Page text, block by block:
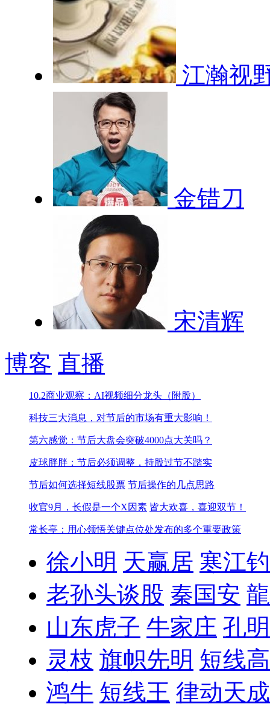
江瀚视
金错刀
宋清辉
博客 直播
10.2商业观察：AI视频细分龙头（附股）
科技三大消息，对节后的市场有重大影响！
第六感觉：节后大盘会突破4000点大关吗？
皮球胖胖：节后必须调整，持股过节不踏实
节后如何选择短线股票 节后操作的几点思路
收官9月，长假是一个X因素 皆大欢喜，喜迎双节！
常长亭：用心领悟关键点位处发布的多个重要政策
徐小明 天赢居 寒江
老孙头谈股 秦国安
山东虎子 牛家庄 孔
灵枝 旗帜先明 短线
鸿牛 短线王 律动天成